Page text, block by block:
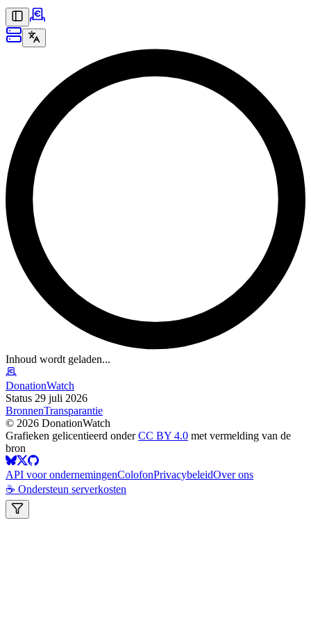
Inhoud wordt geladen...
DonationWatch
Status 29 juli 2026
BronnenTransparantie
© 2026 DonationWatch
Grafieken gelicentieerd onderCC BY 4.0 met vermelding van de
bron
API voor ondernemingenColofonPrivacybeleidOver ons
☕ Ondersteun serverkosten